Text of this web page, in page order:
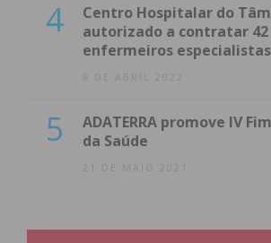
4
Centro Hospitalar do
autorizado a contratar 42
enfermeiros especialistas
8 DE ABRIL 2022
5
ADATERRA promove IV
da Saúde
21 DE MAIO 2021